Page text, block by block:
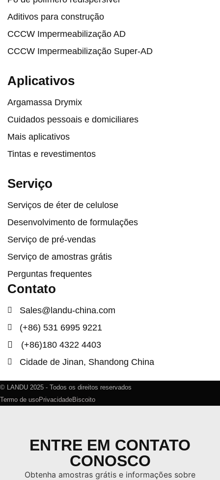
Aditivos para construção
CCCW Impermeabilização AD
CCCW Impermeabilização Super-AD
Aplicativos
Argamassa Drymix
Cuidados pessoais e domiciliares
Mais aplicativos
Tintas e revestimentos
Serviço
Serviços de éter de celulose
Desenvolvimento de formulações
Serviço de pré-vendas
Serviço de amostras grátis
Perguntas frequentes
Contato
Sales@landu-china.com
(+86) 531 6995 9221
(+86)180 4322 4403
Cidade de Jinan, Shandong China
© LANDU 2025 - Todos os direitos reservados
Termo de usoPrivacidadeBiscoito
ENTRE EM CONTATO
CONOSCO
Obtenha amostras grátis e informações sobre